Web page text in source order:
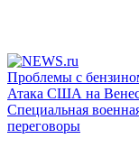
Проблемы с
Атака США на
Специальная
переговоры